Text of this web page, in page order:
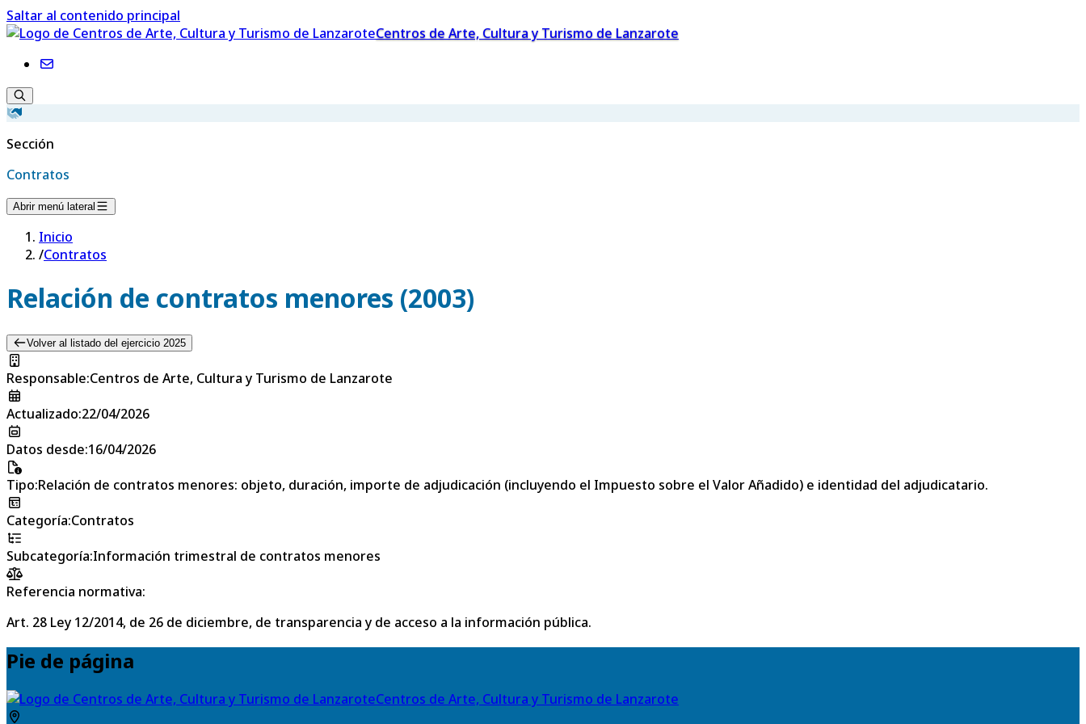
Saltar al contenido principal
Centros de Arte, Cultura y Turismo de Lanzarote
Sección
Contratos
Abrir menú lateral
Inicio
/Contratos
Relación de contratos menores (2003)
Volver al listado del ejercicio 2025
Responsable:Centros de Arte, Cultura y Turismo de Lanzarote
Actualizado:22/04/2026
Datos desde:16/04/2026
Tipo:Relación de contratos menores: objeto, duración, importe de adjudicación (incluyendo el Impuesto sobre el Valor Añadido) e identidad del adjudicatario.
Categoría:Contratos
Subcategoría:Información trimestral de contratos menores
Referencia normativa:
Art. 28 Ley 12/2014, de 26 de diciembre, de transparencia y de acceso a la información pública.
Pie de página
Centros de Arte, Cultura y Turismo de Lanzarote